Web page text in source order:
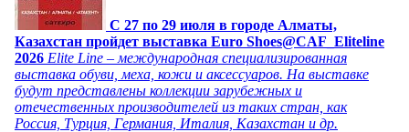
C 27 по 29 июля в городе Алматы,
Казахстан пройдет выставка Euro Shoes@CAF_Eliteline
2026 Elite Line – международная специализированная
выставка обуви, меха, кожи и аксессуаров. На выставке
будут представлены коллекции зарубежных и
отечественных производителей из таких стран, как
Россия, Турция, Германия, Италия, Казахстан и др.